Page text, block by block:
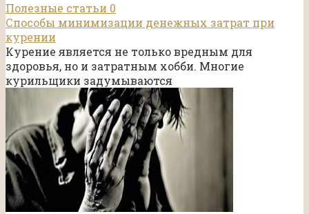
Полезные статьи 0
Способы минимизации денежных затрат при
курении
Курение является не только вредным для
здоровья, но и затратным хобби. Многие
курильщики задумываются